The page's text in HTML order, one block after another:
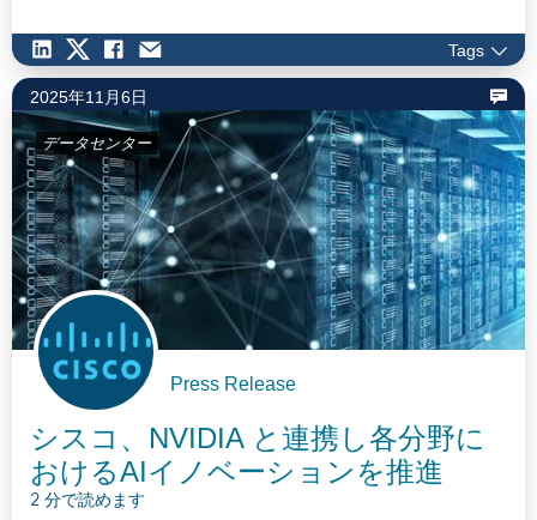
化プラットフォームを提供。コンピューティング、ネットワー
キング、ストレージを単一システムに統合し、広範なパートナ
ーエコシステムを支援…
Tags
2025年11月6日
データセンター
Press Release
シスコ、NVIDIA と連携し各分野に
おけるAIイノベーションを推進
2 分で読めます